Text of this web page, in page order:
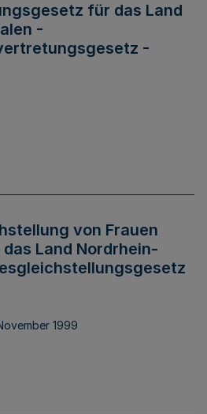
für das Land
-
-
von Frauen
Land Nordrhein-
1999